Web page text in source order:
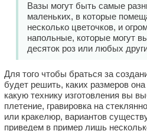
Вазы могут быть самые
маленьких, в которые
несколько цветочков, и
напольные, которые могут
десяток роз или любых
Для того чтобы браться за
будет решить, каких размеров
какую технику изготовления вы
плетение, гравировка на
или кракелюр, вариантов
приведем в пример лишь